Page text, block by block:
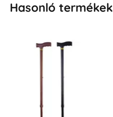
Hasonló termékek